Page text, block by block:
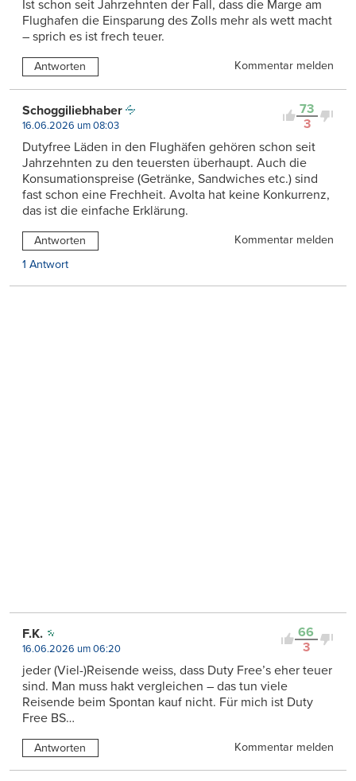
Ist schon seit Jahrzehnten der Fall, dass die Marge am
Flughafen die Einsparung des Zolls mehr als wett macht
– sprich es ist frech teuer.
Antworten Kommentar melden
73
3
Schoggiliebhaber
16.06.2026 um 08:03
Dutyfree Läden in den Flughäfen gehören schon seit
Jahrzehnten zu den teuersten überhaupt. Auch die
Konsumationspreise (Getränke, Sandwiches etc.) sind
fast schon eine Frechheit. Avolta hat keine Konkurrenz,
das ist die einfache Erklärung.
Antworten
Kommentar melden
1 Antwort
66
3
F.K.
16.06.2026 um 06:20
jeder (Viel-)Reisende weiss, dass Duty Free’s eher teuer
sind. Man muss hakt vergleichen – das tun viele
Reisende beim Spontan kauf nicht. Für mich ist Duty
Free BS…
Antworten Kommentar melden